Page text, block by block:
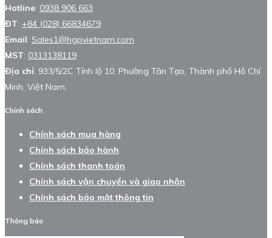
Hotline: 0938 906 663
ĐT: +84 (028) 66834679
Email: Sales1@hgpvietnam.com
MST: 0313138119
Địa chỉ: 933/5/2C Tỉnh lộ 10, Phường Tân Tạo, Thành phố Hồ Chí
Minh, Việt Nam.
Chính sách
Chính sách mua hàng
Chính sách bảo hành
Chính sách thanh toán
Chính sách vận chuyển và giao nhận
Chính sách bảo mật thông tin
Thông báo